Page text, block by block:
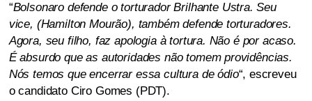
“Bolsonaro defende o torturador Brilhante Ustra. Seu
vice, (Hamilton Mourão), também defende torturadores.
Agora, seu filho, faz apologia à tortura. Não é por acaso.
É absurdo que as autoridades não tomem providências.
Nós temos que encerrar essa cultura de ódio“, escreveu
o candidato Ciro Gomes (PDT).